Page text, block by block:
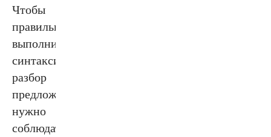
Чтобы
правильно
выполнить
синтаксический
разбор
предложения,
нужно
соблюдать